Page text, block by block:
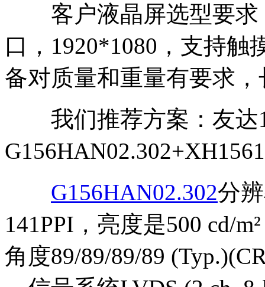
客户液晶屏选型要求
口，1920*1080，支持触
备对质量和重量有要求
我们推荐方案：友达
G156HAN02.302分
141PPI，亮度是500 cd/
角度89/89/89/89